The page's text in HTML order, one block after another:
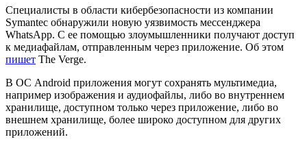
Специалисты в области кибербезопасности из компании
Symantec обнаружили новую уязвимость мессенджера
WhatsApp. С ее помощью злоумышленники получают доступ
к медиафайлам, отправленным через приложение. Об этом
пишет The Verge.
В ОС Android приложения могут сохранять мультимедиа,
например изображения и аудиофайлы, либо во внутреннем
хранилище, доступном только через приложение, либо во
внешнем хранилище, более широко доступном для других
приложений.